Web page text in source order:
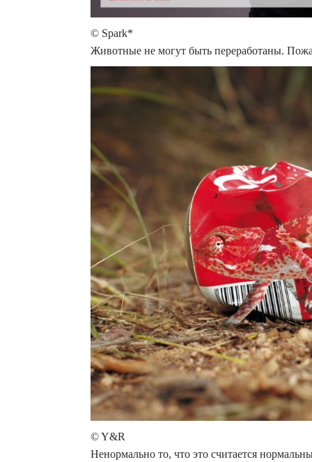
© Spark*
Животные не могут быть переработаны.
© Y&R
Ненормально то, что это считается